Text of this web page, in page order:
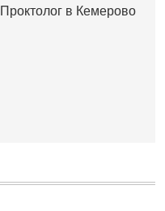
Проктолог в Кемерово